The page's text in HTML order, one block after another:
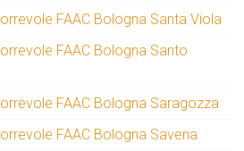
FAAC Bologna Santa Viola
FAAC Bologna Santo
FAAC Bologna Saragozza
FAAC Bologna Savena